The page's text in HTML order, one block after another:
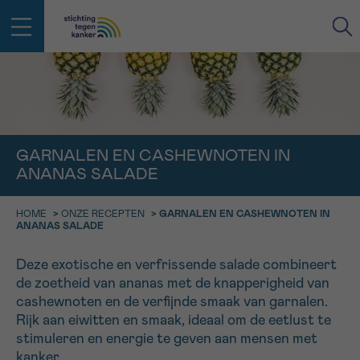
GARNALEN EN CASHEWNOTEN IN
ANANAS SALADE
HOME > ONZE RECEPTEN > GARNALEN EN CASHEWNOTEN IN
ANANAS SALADE
Deze exotische en verfrissende salade combineert
de zoetheid van ananas met de knapperigheid van
cashewnoten en de verfijnde smaak van garnalen.
Rijk aan eiwitten en smaak, ideaal om de eetlust te
stimuleren en energie te geven aan mensen met
EMAIL
NAAM
VOORNAAM
IN DE STRIJD TEGEN KANKER STA
JE NIET ALLEEN
Professionele medewerkers beantwoorden je vragen
Bel ons op 0800 15 802
contactformulier
Ik wil graag opgebeld worden
geen enkele diagnose
TERUG
NAAM
Afspraak Vraag Gegevens Bevestiging
9h-11h
11h-13h